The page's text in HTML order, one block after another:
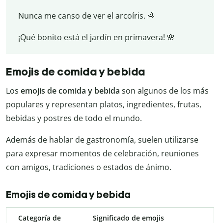
Nunca me canso de ver el arcoíris. 🌈
¡Qué bonito está el jardín en primavera! 🌸
Emojis de comida y bebida
Los emojis de comida y bebida son algunos de los más
populares y representan platos, ingredientes, frutas,
bebidas y postres de todo el mundo.
Además de hablar de gastronomía, suelen utilizarse
para expresar momentos de celebración, reuniones
con amigos, tradiciones o estados de ánimo.
Emojis de comida y bebida
Categoría de
Significado de emojis